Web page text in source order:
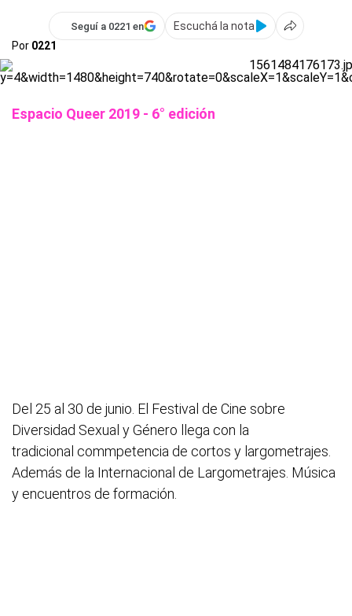
Seguí a 0221 en
Escuchá la nota
Por 0221
Espacio Queer 2019 - 6° edición
Del 25 al 30 de junio. El Festival de Cine sobre
Diversidad Sexual y Género llega con la
tradicional commpetencia de cortos y largometrajes.
Además de la Internacional de Largometrajes. Música
y encuentros de formación.